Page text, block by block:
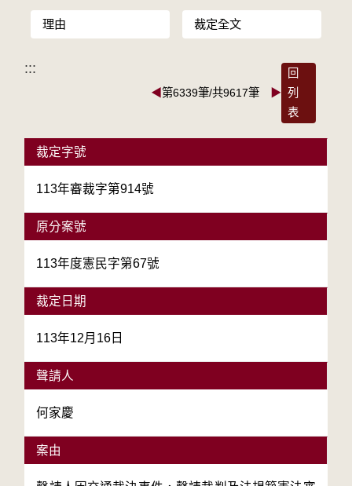
理由 裁定全文
:::
◀第6339筆/共9617筆 ▶
回
列
表
裁定字號
113年審裁字第914號
原分案號
113年度憲民字第67號
裁定日期
113年12月16日
聲請人
何家慶
案由